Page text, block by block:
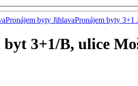
Pronájem byty JihlavaPronájem byty 3+1
3+1/B, ulice